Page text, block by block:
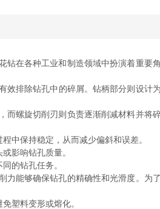
在各种工业和制造领域中扮演着重要
排除钻孔中的碎屑。钻柄部分则设计
螺旋切削刃则负责逐渐削减材料并将
中保持稳定，从而减少偏斜和误差。
影响钻孔质量。
的钻孔任务。
能够确保钻孔的精确性和光滑度。为
塑料变形或熔化。